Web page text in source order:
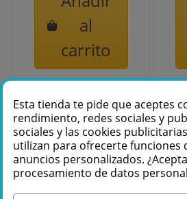
al
carrito
Esta tienda te pide que aceptes
rendimiento, redes sociales y
sociales y las cookies
utilizan para ofrecerte funciones
anuncios personalizados.
procesamiento de datos